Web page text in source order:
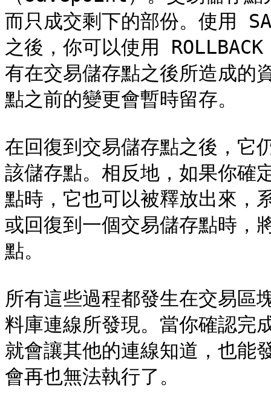
而只成交剩下的部份。使用
之後，你可以使用
有在交易儲存點之後所造成的
點之前的變更會暫時留存。
在回復到交易儲存點之後，它
該儲存點。相反地，如果你確
點時，它也可以被釋放出來，
或回復到一個交易儲存點時，
點。
所有這些過程都發生在交易區
料庫連線所發現。當你確認完
就會讓其他的連線知道，也能
會再也無法執行了。